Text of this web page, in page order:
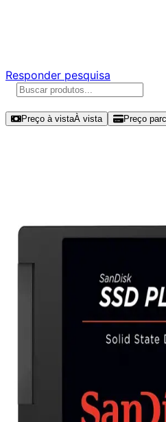
Responder pesquisa
Preço à vistaÀ vista Preço